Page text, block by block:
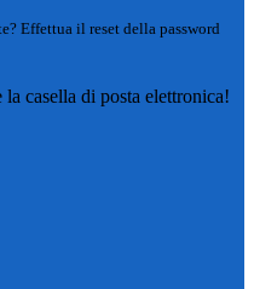
Effettua il reset della password
casella di posta elettronica!